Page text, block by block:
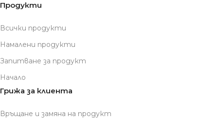
Продукти
Всички продукти
Намалени продукти
Запитване за продукт
Начало
Грижа за клиента
Връщане и замяна на продукт